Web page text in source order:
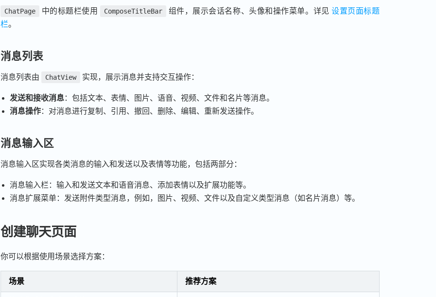
ChatPage 中的标题栏使用 ComposeTitleBar 组件，展示会话名称、头像和操作菜单。详见设置页面标题
栏。
消息列表
消息列表由 ChatView 实现，展示消息并支持交互操作：
发送和接收消息：包括文本、表情、图片、语音、视频、文件和名片等消息。
消息操作：对消息进行复制、引用、撤回、删除、编辑、重新发送操作。
消息输入区
消息输入区实现各类消息的输入和发送以及表情等功能，包括两部分：
消息输入栏：输入和发送文本和语音消息、添加表情以及扩展功能等。
消息扩展菜单：发送附件类型消息，例如，图片、视频、文件以及自定义类型消息（如名片消息）等。
创建聊天页面
你可以根据使用场景选择方案：
场景 推荐方案